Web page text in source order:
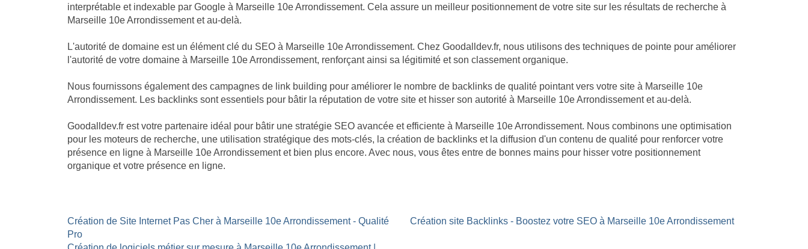
interprétable et indexable par Google à Marseille 10e Arrondissement. Cela assure un meilleur positionnement de votre site sur les résultats de recherche à
Marseille 10e Arrondissement et au-delà.
L'autorité de domaine est un élément clé du SEO à Marseille 10e Arrondissement. Chez Goodalldev.fr, nous utilisons des techniques de pointe pour améliorer
l'autorité de votre domaine à Marseille 10e Arrondissement, renforçant ainsi sa légitimité et son classement organique.
Nous fournissons également des campagnes de link building pour améliorer le nombre de backlinks de qualité pointant vers votre site à Marseille 10e
Arrondissement. Les backlinks sont essentiels pour bâtir la réputation de votre site et hisser son autorité à Marseille 10e Arrondissement et au-delà.
Goodalldev.fr est votre partenaire idéal pour bâtir une stratégie SEO avancée et efficiente à Marseille 10e Arrondissement. Nous combinons une optimisation
pour les moteurs de recherche, une utilisation stratégique des mots-clés, la création de backlinks et la diffusion d'un contenu de qualité pour renforcer votre
présence en ligne à Marseille 10e Arrondissement et bien plus encore. Avec nous, vous êtes entre de bonnes mains pour hisser votre positionnement
organique et votre présence en ligne.
Création de Site Internet Pas Cher à Marseille 10e Arrondissement - Qualité
Pro
Création site Backlinks - Boostez votre SEO à Marseille 10e Arrondissement